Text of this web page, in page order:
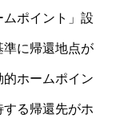
ポイント」設
準に帰還地点が
ホームポイン
する帰還先がホ